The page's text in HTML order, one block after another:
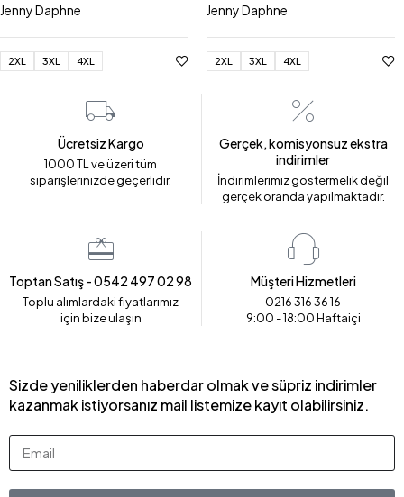
Jenny Daphne
2XL 3XL 4XL
Jenny Daphne
2XL 3XL 4XL
Ücretsiz Kargo
1000 TL ve üzeri tüm
siparişlerinizde geçerlidir.
Gerçek, komisyonsuz ekstra
indirimler
İndirimlerimiz göstermelik değil
gerçek oranda yapılmaktadır.
Toptan Satış - 0542 497 02 98
Toplu alımlardaki fiyatlarımız
için bize ulaşın
Müşteri Hizmetleri
0216 316 36 16
9:00 - 18:00 Haftaiçi
Sizde yeniliklerden haberdar olmak ve süpriz indirimler
kazanmak istiyorsanız mail listemize kayıt olabilirsiniz.